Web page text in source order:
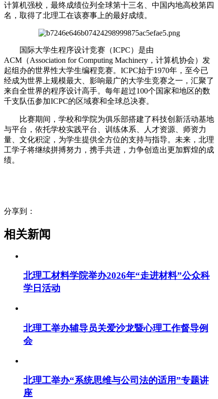
计算机强校，最终成绩位列全球第十三名、中国内地高校第四
名，取得了北理工在该赛事上的最好成绩。
国际大学生程序设计竞赛（ICPC）是由
ACM（Association for Computing Machinery，计算机协会）发
起组办的世界性大学生编程竞赛。ICPC始于1970年，至今已
经成为世界上规模最大、影响最广的大学生竞赛之一，汇聚了
来自全世界的程序设计高手。每年超过100个国家和地区的数
千支队伍参加ICPC的区域赛和全球总决赛。
比赛期间，学校和学院为俱乐部搭建了科技创新活动基地
与平台，依托学校实践平台、训练体系、人才资源、师资力
量、文化积淀，为学生提供全方位的支持与指导。未来，北理
工学子将继续拼搏努力，携手共进，力争创造出更加辉煌的成
绩。
分享到：
相关新闻
北理工材料学院举办2026年“走进材料”公众科
学日活动
北理工举办辅导员关爱沙龙暨心理工作督导例
会
北理工举办“系统思维与公司法的适用”专题讲
座